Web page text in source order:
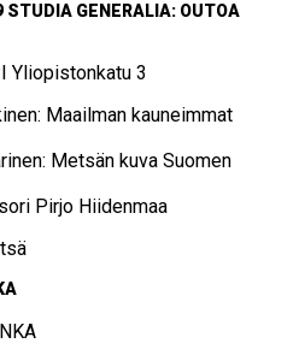
STU­DIA GE­NE­RA­LIA: OU­TOA
Yli­opis­ton­ka­tu 3
Maailman kauneimmat
Metsän kuva Suomen
Pirjo Hiidenmaa